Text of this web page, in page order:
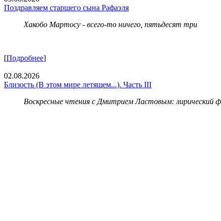
Поздравляем старшего сына Рафаэля
Хакобо Мартосу - всего-то ничего, пятьдесят три
[Подробнее]
02.08.2026
Близость (В этом мире летящем...). Часть III
Воскресные чтения с Дмитрием Ластовым: лирический